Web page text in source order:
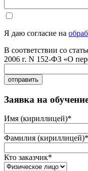
Я даю согласие на
В соответствии со
2006 г. N 152-ФЗ «О
отправить
Заявка на
Имя (кириллицей)*
Фамилия (кириллицей)*
Кто заказчик*